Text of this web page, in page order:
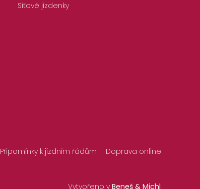
Síťové jízdenky
Připomínky k jízdním řádům Doprava online
Vytvořeno v Beneš & Michl